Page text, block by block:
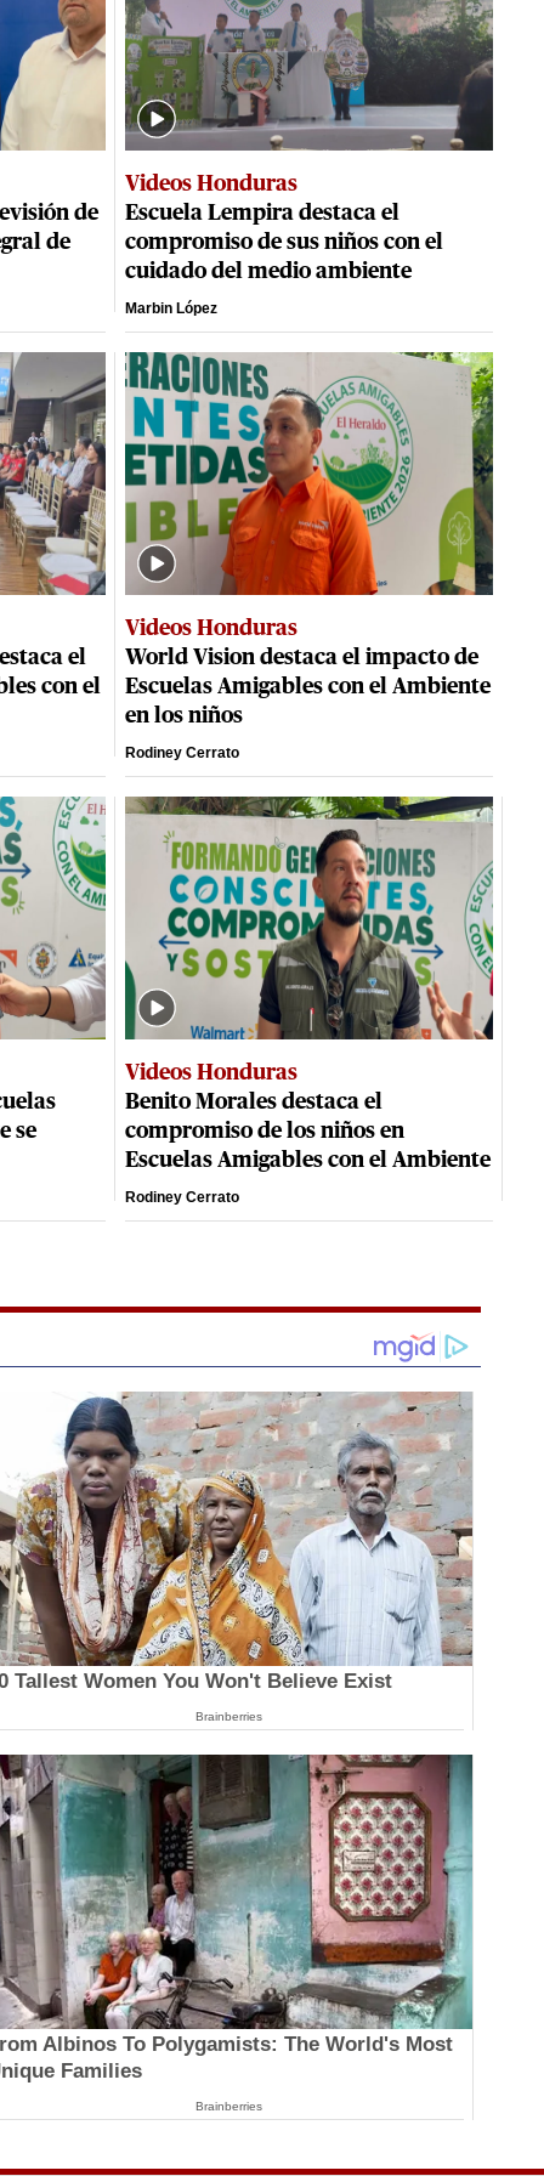
de
de
Videos Honduras
Escuela Lempira destaca el
compromiso de sus niños con el
cuidado del medio ambiente
Marbin López
el
con el
Videos Honduras
World Vision destaca el impacto de
Escuelas Amigables con el Ambiente
en los niños
Rodiney Cerrato
se
Videos Honduras
Benito Morales destaca el
compromiso de los niños en
Escuelas Amigables con el Ambiente
Rodiney Cerrato
Tallest Women You Won't Believe Exist
Brainberries
Albinos To Polygamists: The World's Most
Families
Brainberries